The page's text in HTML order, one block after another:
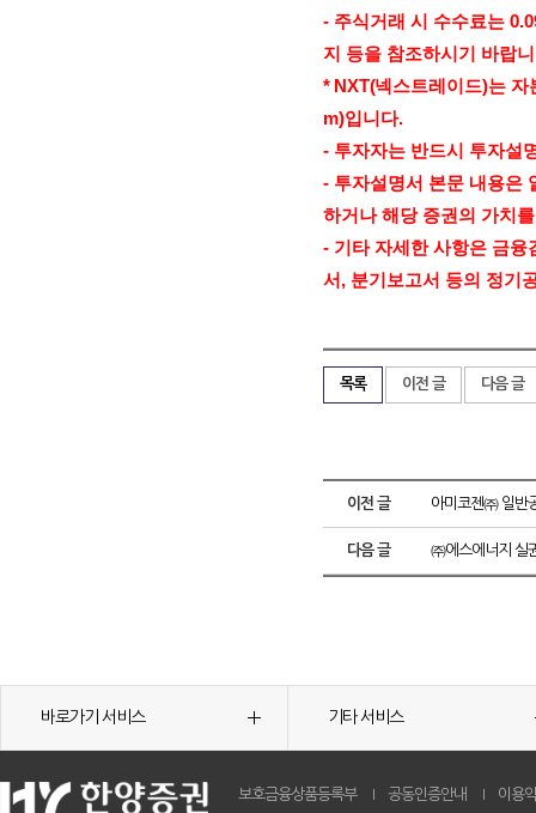
- 주식거래 시 수수료는
지 등을 참조하시기 바랍
* NXT(넥스트레이드)는 자
m)입니다.
- 투자자는 반드시 투자설
- 투자설명서 본문 내용은
하거나 해당 증권의 가치
- 기타 자세한 사항은 금융
서 , 분기보고서 등의 정기
목록 이전 글 다음 글
이전 글 아미코젠㈜ 일반
다음 글 ㈜에스에너지 실
바로가기 서비스 기타 서비스
보호금융상품등록부 공동인증안내 이용